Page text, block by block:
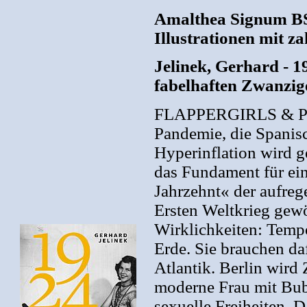
Amalthea Signum
Illustrationen mit
Jelinek, Gerhard -
fabelhaften
FLAPPERGIRLS &
Pandemie, die
Hyperinflation wird
das Fundament für
Jahrzehnt« der
Ersten Weltkrieg
Wirklichkeiten:
Erde. Sie brauchen
Atlantik. Berlin wird
moderne Frau mit